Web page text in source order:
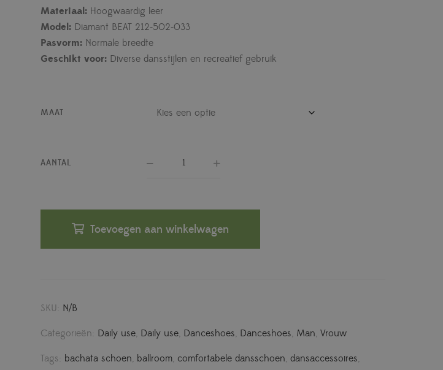
Materiaal:Hoogwaardig leer
Model:Diamant BEAT 212-502-033
Pasvorm:Normale breedte
Geschikt voor:Diverse dansstijlen en recreatief gebruik
MAAT
AANTAL
Toevoegen aan winkelwagen
SKU: N/B
Categorieën: Daily use, Daily use, Danceshoes, Danceshoes, Man, Vrouw
Tags: bachata schoen, ballroom, comfortabele dansschoen, dansaccessoires,